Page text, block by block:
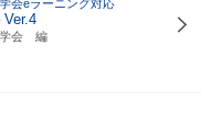
会eラーニング対応
Ver.4
学会 編